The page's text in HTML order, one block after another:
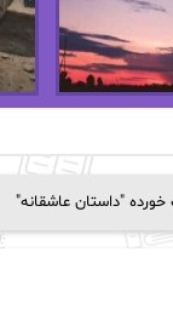
"داستان عاشقانه"